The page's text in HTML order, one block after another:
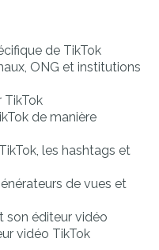
de TikTok
ONG et institutions
TikTok
de manière
les hashtags et
de vues et
son éditeur vidéo
vidéo TikTok